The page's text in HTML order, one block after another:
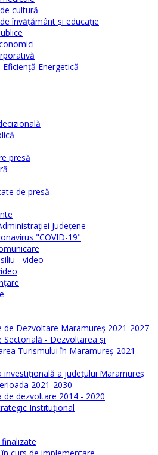
cultură
învăţământ şi educaţie
Eficienţă Energetică
presă
de presă
Judeţene
"COVID-19"
- video
de Dezvoltare Maramureș 2021-2027
Sectorială - Dezvoltarea și
Turismului în Maramureș 2021-
investiţională a județului Maramureș
2021-2030
de dezvoltare 2014 - 2020
Instituţional
curs de implementare